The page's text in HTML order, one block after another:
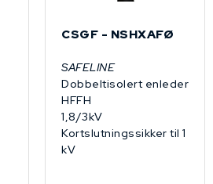
CSGF - NSHXAFØ
SAFELINE
Dobbeltisolert enleder
HFFH
1,8/3kV
Kortslutningssikker til 1
kV